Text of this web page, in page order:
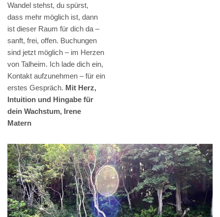
Wandel stehst, du spürst,
dass mehr möglich ist, dann
ist dieser Raum für dich da –
sanft, frei, offen. Buchungen
sind jetzt möglich – im Herzen
von Talheim. Ich lade dich ein,
Kontakt aufzunehmen – für ein
erstes Gespräch. Mit Herz,
Intuition und Hingabe für
dein Wachstum, Irene
Matern